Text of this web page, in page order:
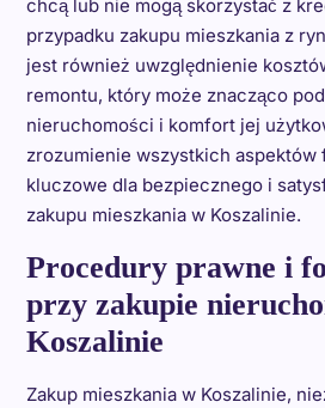
chcą lub nie mogą skorzystać z
przypadku zakupu mieszkania z
jest również uwzględnienie
remontu, który może znacząco
nieruchomości i komfort jej
zrozumienie wszystkich aspektów
kluczowe dla bezpiecznego i
zakupu mieszkania w Koszalinie.
Procedury prawne i
przy zakupie
Koszalinie
Zakup mieszkania w Koszalinie,